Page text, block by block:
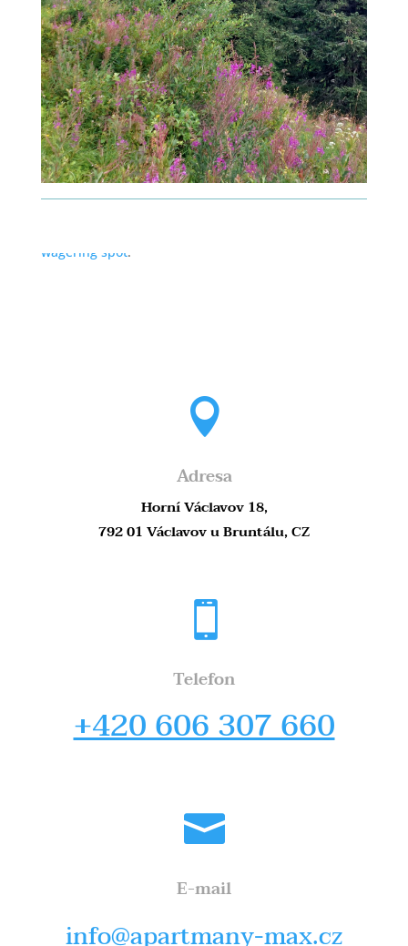
wagering spot.

Adresa
Horní Václavov 18,
792 01 Václavov u Bruntálu, CZ

Telefon
+420 606 307 660

E-mail
info@apartmany-max.cz